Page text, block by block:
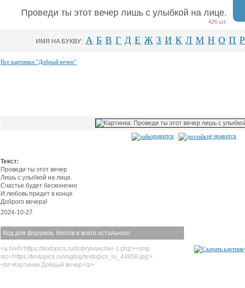
Проведи ты этот вечер лишь с улыбкой на лице.
426 шт.
ИМЯ НА БУКВУ: А Б В Г Д Е Ж З И К Л М Н О П Р
Все картинки "Добрый вечер"
нравится не нравится
Текст:
Проведи ты этот вечер
Лишь с улыбкой на лице.
Счастье будет бесконечно
И любовь придет в конце.
Доброго вечера!
2024-10-27
Код для форумов, блогов и всего остального
<a href='https://textopics.ru/dobryivvecher-1.php'><img
src='https://textopics.ru/imgbig/textopics_ru_43958.jpg'>
<br>Картинки Добрый вечер</a>